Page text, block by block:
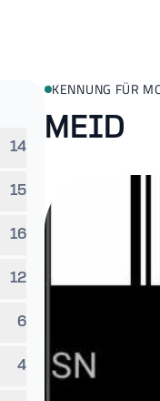
14
15
16
12
6
4
KENNUNG FÜR
MEID